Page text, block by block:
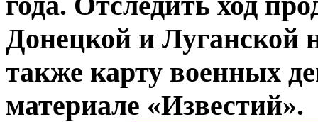
Донецкой и
также карту военных
материале «Известий».